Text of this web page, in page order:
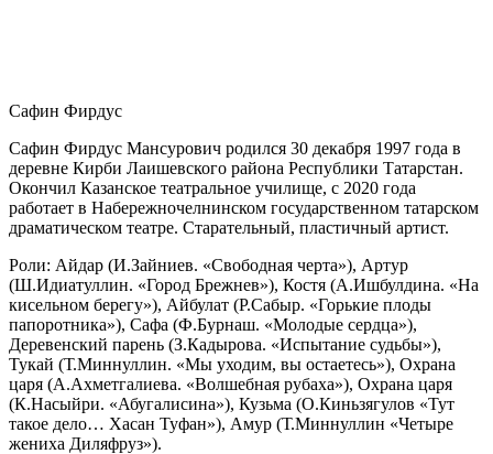
Сафин Фирдус
Сафин Фирдус Мансурович родился 30 декабря 1997 года в
деревне Кирби Лаишевского района Республики Татарстан.
Окончил Казанское театральное училище, с 2020 года
работает в Набережночелнинском государственном татарском
драматическом театре. Старательный, пластичный артист.
Роли: Айдар (И.Зайниев. «Свободная черта»), Артур
(Ш.Идиатуллин. «Город Брежнев»), Костя (А.Ишбулдина. «На
кисельном берегу»), Айбулат (Р.Сабыр. «Горькие плоды
папоротника»), Сафа (Ф.Бурнаш. «Молодые сердца»),
Деревенский парень (З.Кадырова. «Испытание судьбы»),
Тукай (Т.Миннуллин. «Мы уходим, вы остаетесь»), Охрана
царя (А.Ахметгалиева. «Волшебная рубаха»), Охрана царя
(К.Насыйри. «Абугалисина»), Кузьма (О.Киньзягулов «Тут
такое дело… Хасан Туфан»), Амур (Т.Миннуллин «Четыре
жениха Диляфруз»).